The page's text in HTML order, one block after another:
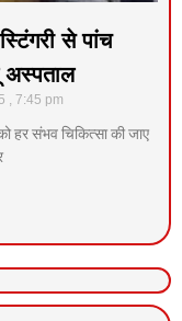
से पांच
अस्पताल
7:45 pm
हर संभव चिकित्सा की जाए